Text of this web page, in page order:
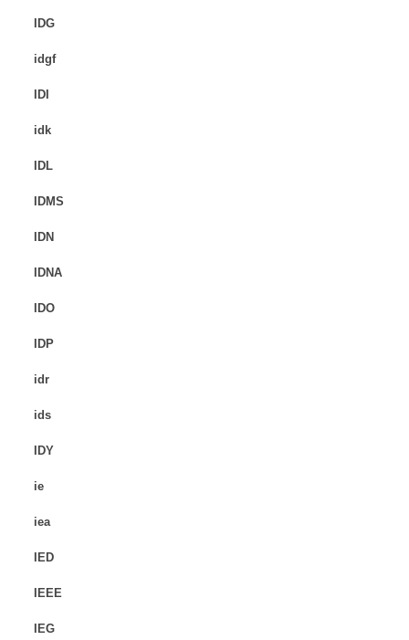
IDG
idgf
IDI
idk
IDL
IDMS
IDN
IDNA
IDO
IDP
idr
ids
IDY
ie
iea
IED
IEEE
IEG